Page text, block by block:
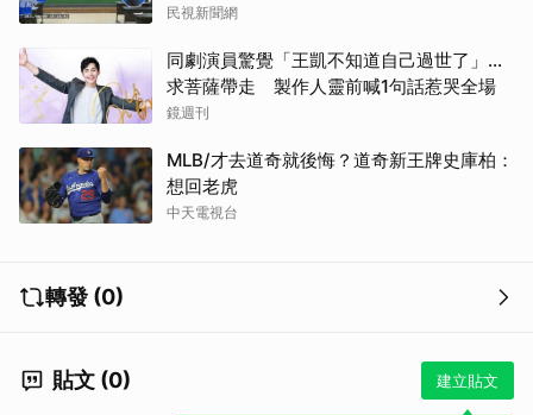
民視新聞網
同劇演員驚覺「王凱不知道自己過世了」...
求菩薩帶走 製作人靈前喊1句話惹哭全場
鏡週刊
MLB/才去道奇就後悔？道奇新王牌史庫柏：
想回老虎
中天電視台
轉發 (0)
貼文 (0) 建立貼文